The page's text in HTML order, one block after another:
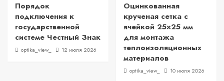
Порядок
подключения к
государственной
системе Честный Знак
optika_view_ 12 июля 2026
Оцинкованная
крученая сетка с
ячейкой 25×25 мм
для монтажа
теплоизоляционных
материалов
optika_view_ 10 июля 2026